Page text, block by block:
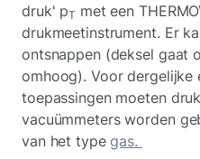
druk' pT met een
drukmeetinstrument. Er
ontsnappen (deksel gaat
omhoog). Voor dergelijke
toepassingen moeten
vacuümmeters worden
van het typegas.